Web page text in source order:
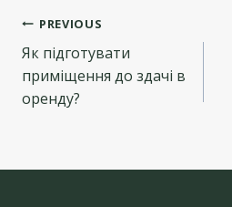
Навігація
записів
PREVIOUS
Як підготувати
приміщення до здачі в
оренду?